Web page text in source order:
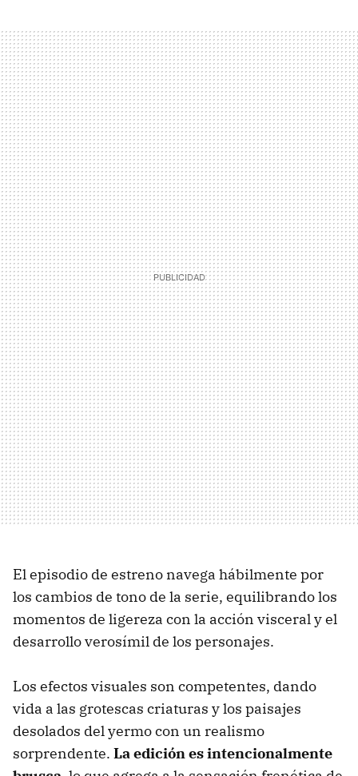
El episodio de estreno navega hábilmente por
los cambios de tono de la serie, equilibrando los
momentos de ligereza con la acción visceral y el
desarrollo verosímil de los personajes.
Los efectos visuales son competentes, dando
vida a las grotescas criaturas y los paisajes
desolados del yermo con un realismo
sorprendente. La edición es intencionalmente